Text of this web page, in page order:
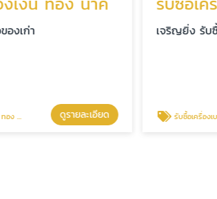
องเก่า
นาค ดูรายละเอียด
เจริญยิ่ง รับ
รับซื้อเครื่อง